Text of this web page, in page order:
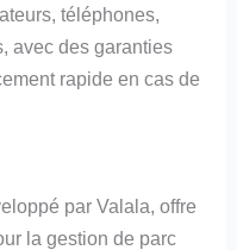
téléphones,
avec des garanties
rapide en cas de
par Valala, offre
la gestion de parc